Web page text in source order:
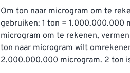
Om ton naar microgram om te
gebruiken: 1 ton = 1.000.000.000
microgram om te rekenen,
ton naar microgram wilt
2.000.000.000 microgram. 2 ton